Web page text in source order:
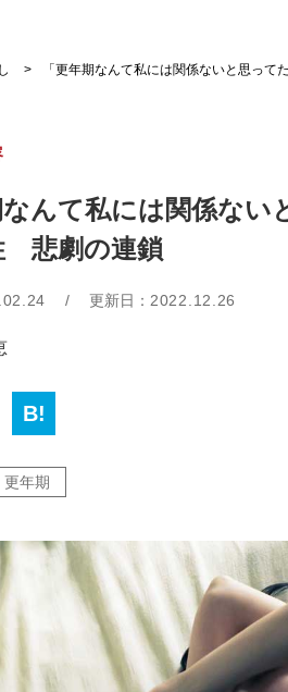
「更年期なんて私には関係ないと思っ
なんて私には関係な
悲劇の連鎖
/ 更新日： 2022.12.26
B!
更年期